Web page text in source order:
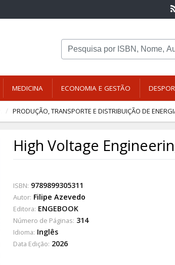
MEDICINA ECONOMIA E GESTÃO
PRODUÇÃO, TRANSPORTE E DISTRIBUIÇÃO DE
High Voltage
ISBN: 9789899305311
Autor: Filipe Azevedo
Editora: ENGEBOOK
Número de Páginas: 314
Idioma: Inglês
Data Edição: 2026